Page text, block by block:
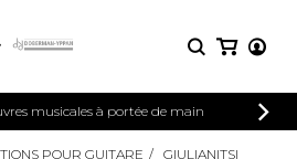
de partitions
CONNEXION
musicales à portée de main
POUR GUITARE GIULIANITSI